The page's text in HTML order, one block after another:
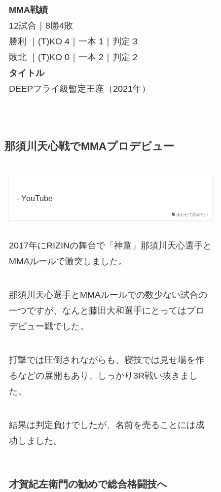
MMA戦績
12試合｜8勝4敗
勝利 ｜(T)KO 4｜一本 1｜判定 3
敗北 ｜(T)KO 0｜一本 2｜判定 2
タイトル
DEEPフライ級暫定王座（2021年）
那須川天心戦でMMAプロデビュー
あわせて読みたい
- YouTube
2017年にRIZINの舞台で「神童」那須川天心選手と
MMAルールで激突しました。
那須川天心選手とMMAルールでの数少ない試合の
一つですが、なんと藤田大和選手にとってはプロ
デビュー戦でした。
打撃では圧倒されながらも、寝技では見せ場を作
るなどの展開もあり、しっかり3R戦い抜きまし
た。
結果は判定負けでしたが、名前を売ることには成
功しました。
才賀紀左衛門の勧めで総合格闘技へ